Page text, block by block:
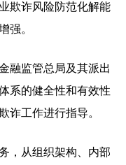
欺诈风险防范化解能
强。
监管总局及其派出
系的健全性和有效性
诈工作进行指导。
从组织架构、内部